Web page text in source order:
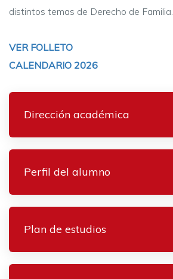
distintos temas de Derecho de Familia.
VER FOLLETO
CALENDARIO 2026
Dirección académica
Perfil del alumno
Plan de estudios